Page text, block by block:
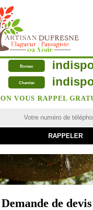
Bureau
Chantier
ON VOUS RAPPEL
Demande de